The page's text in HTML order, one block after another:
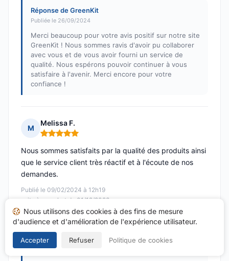
Réponse de GreenKit
Publiée le 26/09/2024
Merci beaucoup pour votre avis positif sur notre site
GreenKit ! Nous sommes ravis d'avoir pu collaborer
avec vous et de vous avoir fourni un service de
qualité. Nous espérons pouvoir continuer à vous
satisfaire à l'avenir. Merci encore pour votre
confiance !
M
Melissa F.
Note : 5 sur 5
Publié le 09/02/2024 à 12h19
suite à un achat du 01/12/2023
Nous sommes satisfaits par la qualité des produits ainsi
que le service client très réactif et à l'écoute de nos
demandes.
Réponse de GreenKit
Publiée le 19/02/2024
Bonjour Mélissa !
Nous utilisons des cookies à des fins de mesure
d'audience et d'amélioration de l'expérience utilisateur.
Accepter Refuser Politique de cookies